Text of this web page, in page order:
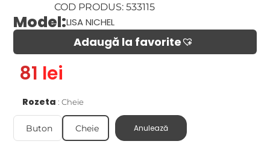
COD PRODUS: 533115
Model:LISA NICHEL
Adaugă la favorite​
81 lei
Rozeta Cheie
Buton Cheie Anulează